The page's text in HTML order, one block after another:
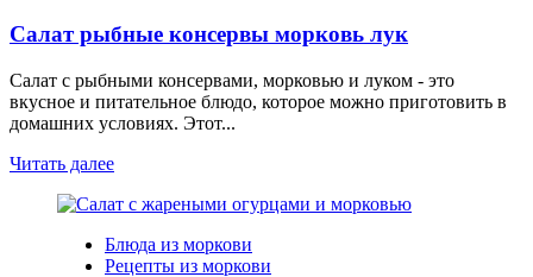
Салат рыбные консервы морковь лук
Салат с рыбными консервами, морковью и луком - это
вкусное и питательное блюдо, которое можно приготовить в
домашних условиях. Этот...
Читать далее
Блюда из моркови
Рецепты из моркови